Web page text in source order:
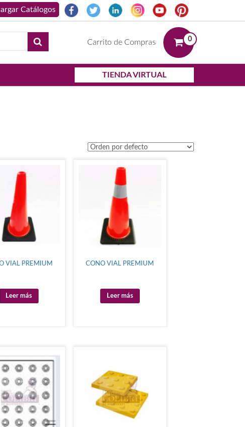
Carrito de Compras 0
TIENDA VIRTUAL
VIAL PREMIUM
Leer más
CONO VIAL PREMIUM
Leer más